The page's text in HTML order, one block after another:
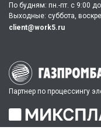
Партнер по процессингу
По будням: пн.-пт. c 9:00
Выходные: суббота,
client@work5.ru